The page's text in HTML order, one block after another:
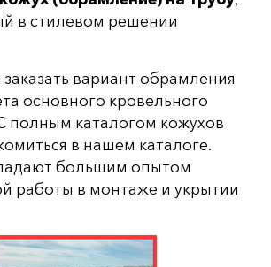
в стилевом решении
вариант обрамления
основного кровельного
полным каталогом кожухов
в нашем каталоге.
большим опытом
работы в монтаже и укрытии